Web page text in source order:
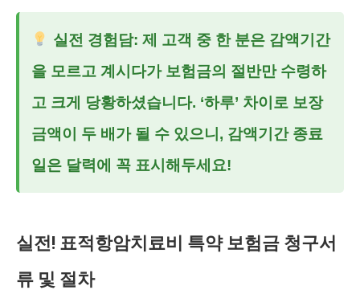
실전 경험담: 제 고객 중 한 분은 감액기간
을 모르고 계시다가 보험금의 절반만 수령하
고 크게 당황하셨습니다. ‘하루’ 차이로 보장
금액이 두 배가 될 수 있으니, 감액기간 종료
일은 달력에 꼭 표시해두세요!
실전! 표적항암치료비 특약 보험금 청구서
류 및 절차